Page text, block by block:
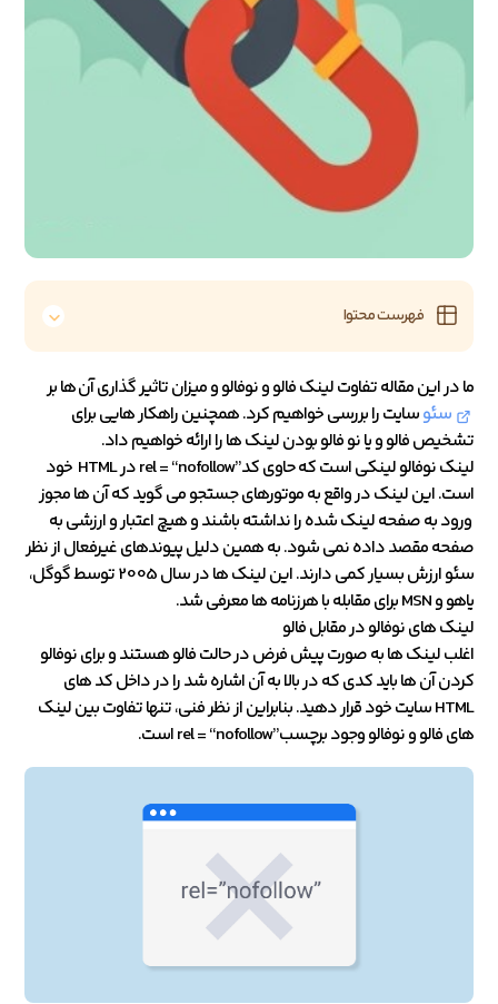
فهرست محتوا
ما در این مقاله تفاوت لینک فالو و نوفالو و میزان تاثیر گذاری آن ها بر
سئوسایت را بررسی خواهیم کرد. همچنین راهکار هایی برای
تشخیص فالو و یا نو فالو بودن لینک ها را ارائه خواهیم داد.
لینک نوفالو لینکی است که حاوی کد”rel = “nofollow در HTML خود
است. این لینک در واقع به موتورهای جستجو می گوید که آن ها مجوز
ورود به صفحه لینک شده را نداشته باشند و هیچ اعتبار و ارزشی به
صفحه مقصد داده نمی شود. به همین دلیل پیوندهای غیرفعال از نظر
سئو ارزش بسیار کمی دارند. این لینک ها در سال 2005 توسط گوگل،
یاهو و MSN برای مقابله با هرزنامه ها معرفی شد.
لینک های نوفالو در مقابل فالو
اغلب لینک ها به صورت پیش فرض در حالت فالو هستند و برای نوفالو
کردن آن ها باید کدی که در بالا به آن اشاره شد را در داخل کد های
HTML سایت خود قرار دهید. بنابراین از نظر فنی، تنها تفاوت بین لینک
های فالو و نوفالو وجود برچسب”rel = “nofollow است.